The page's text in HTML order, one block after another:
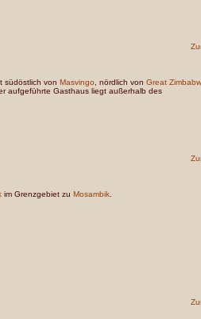
südöstlich von Masvingo , nördlich von Great
aufgeführte Gasthaus liegt außerhalb des
im Grenzgebiet zu Mosambik